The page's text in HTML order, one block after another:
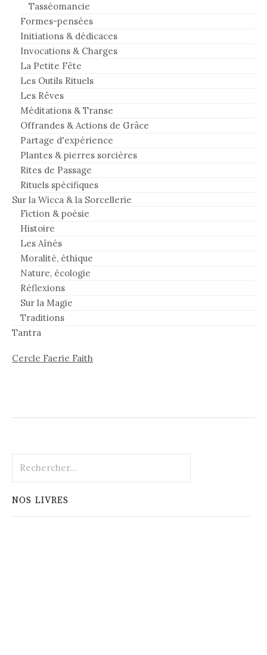
Tasséomancie
Formes-pensées
Initiations & dédicaces
Invocations & Charges
La Petite Fête
Les Outils Rituels
Les Rêves
Méditations & Transe
Offrandes & Actions de Grâce
Partage d'expérience
Plantes & pierres sorcières
Rites de Passage
Rituels spécifiques
Sur la Wicca & la Sorcellerie
Fiction & poésie
Histoire
Les Aînés
Moralité, éthique
Nature, écologie
Réflexions
Sur la Magie
Traditions
Tantra
Cercle Faerie Faith
NOS LIVRES